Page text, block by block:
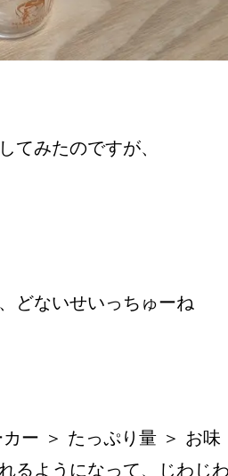
てみたのですが、
どないせいっちゅーね
ー ＞ たっぷり量 ＞ お味
るようになって、じわじわ